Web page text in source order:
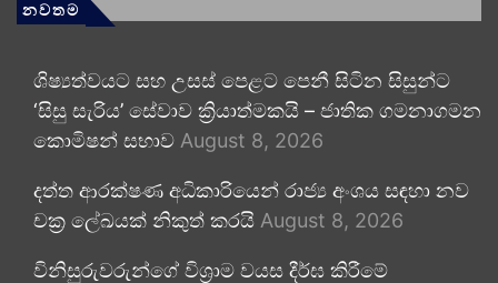
නවතම
ශිෂ්‍යත්වයට සහ උසස් පෙළට පෙනී සිටින සිසුන්ට
‘සිසු සැරිය’ සේවාව ක්‍රියාත්මකයි – ජාතික ගමනාගමන
කොමිෂන් සභාව August 8, 2026
දත්ත ආරක්ෂණ අධිකාරියෙන් රාජ්‍ය අංශය සඳහා නව
චක්‍ර ලේඛයක් නිකුත් කරයි August 8, 2026
විනිසුරුවරුන්ගේ විශ්‍රාම වයස දීර්ඝ කිරීමේ